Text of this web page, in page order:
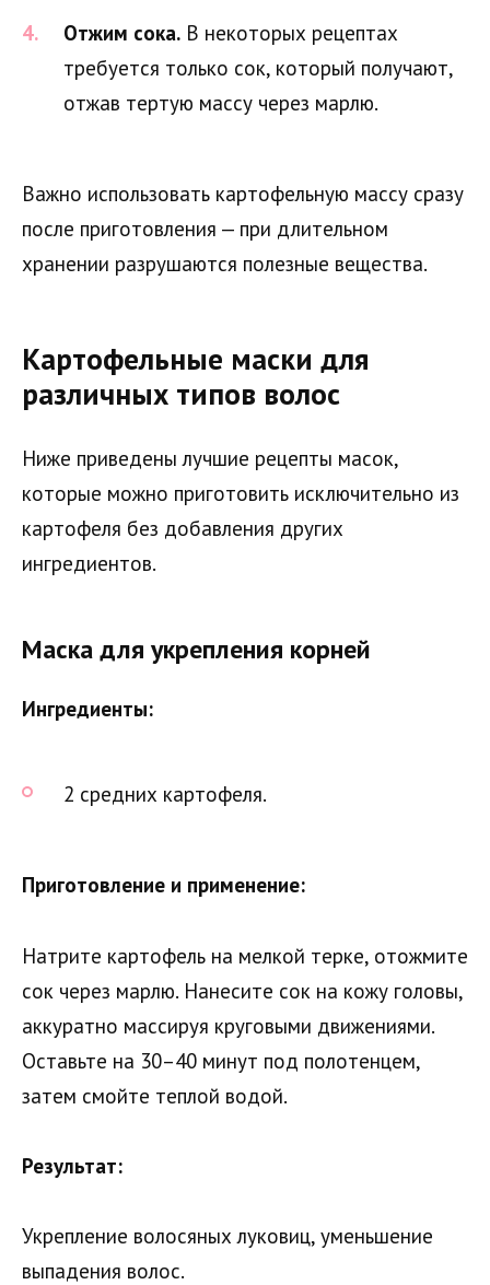
Отжим сока. В некоторых рецептах
требуется только сок, который получают,
отжав тертую массу через марлю.
Важно использовать картофельную массу сразу
после приготовления — при длительном
хранении разрушаются полезные вещества.
Картофельные маски для
различных типов волос
Ниже приведены лучшие рецепты масок,
которые можно приготовить исключительно из
картофеля без добавления других
ингредиентов.
Маска для укрепления корней
Ингредиенты:
2 средних картофеля.
Приготовление и применение:
Натрите картофель на мелкой терке, отожмите
сок через марлю. Нанесите сок на кожу головы,
аккуратно массируя круговыми движениями.
Оставьте на 30–40 минут под полотенцем,
затем смойте теплой водой.
Результат:
Укрепление волосяных луковиц, уменьшение
выпадения волос.